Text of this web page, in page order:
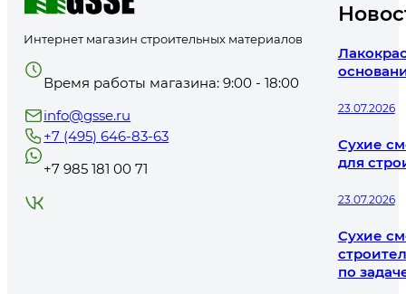
Интернет магазин строительных материалов
Время работы магазина: 9:00 - 18:00
info@gsse.ru
+7 (495) 646-83-63
+7 985 181 00 71
23.07.2026
Сухие
для
23.07.2026
Сухие
по